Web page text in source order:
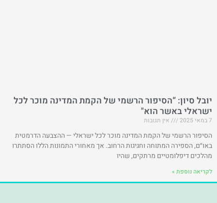
יובל סיון: “הסיפור הרשמי של הקמת המדינה מוכר לכל
ישראלי באשר הוא"
7 במאי 2025 אין תגובות
הסיפור הרשמי של הקמת המדינה מוכר לכל ישראלי — ההצבעה הדרמטית
באו״ם, הספירה המתוחה וחגיגות הרחוב. אך מאחורי התמונות הללו הסתתרו
מהלכים דיפלומטיים מרתקים, שהיו
לקריאה נוספת »